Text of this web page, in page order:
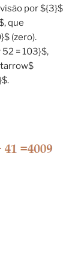
por ${3}$
que
(zero).
= 103}$,